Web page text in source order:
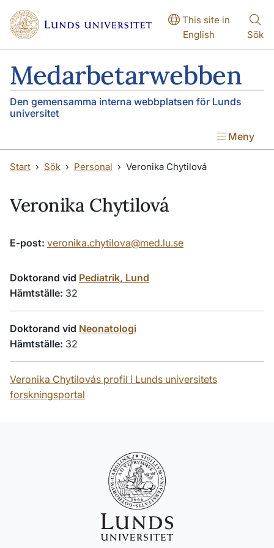
Hoppa till huvudinnehåll
Hoppa till huvudinnehåll
This site in
English
Sök
Medarbetarwebben
Den gemensamma interna webbplatsen för Lunds
universitet
Meny
Start Sök Personal Veronika Chytilová
Veronika Chytilová
E-post: veronika.chytilova@med.lu.se
Doktorand vid Pediatrik, Lund
Hämtställe: 32
Doktorand vid Neonatologi
Hämtställe: 32
Veronika Chytilovás profil i Lunds universitets
forskningsportal